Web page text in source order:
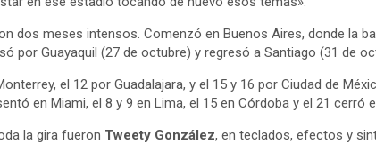
dos meses intensos. Comenzó en Buenos Aires, donde la
por Guayaquil (27 de octubre) y regresó a Santiago (31 de
el 12 por Guadalajara, y el 15 y 16 por Ciudad de
en Miami, el 8 y 9 en Lima, el 15 en Córdoba y el 21 cerró
la gira fueron Tweety González, en teclados, efectos y